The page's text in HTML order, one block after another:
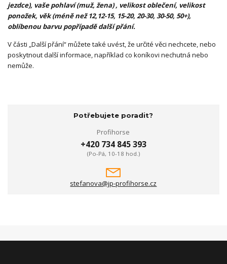
jezdce), vaše pohlaví (muž, žena) , velikost oblečení, velikost
ponožek, věk (méně než 12,12-15, 15-20, 20-30, 30-50, 50+),
oblíbenou barvu popřípadě další přání.
V části „Další přání“ můžete také uvést, že určité věci nechcete, nebo
poskytnout další informace, například co koníkovi nechutná nebo
nemůže.
Potřebujete poradit?
Profihorse
+420 734 845 393
(Po-Pá, 10-18 hod.)
stefanova@jp-profihorse.cz